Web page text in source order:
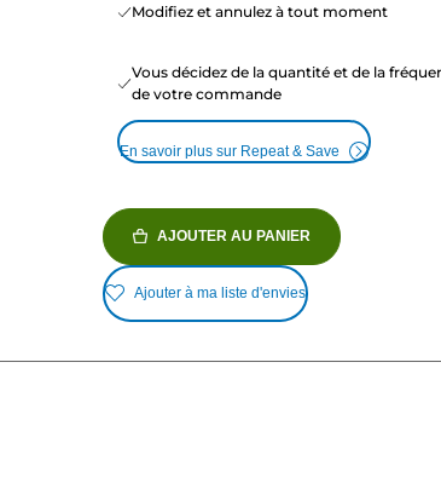
Modifiez et annulez à tout moment
Vous décidez de la quantité et de la
de votre commande
En savoir plus sur Repeat & Save
AJOUTER AU PANIER
Ajouter à ma liste d'envies